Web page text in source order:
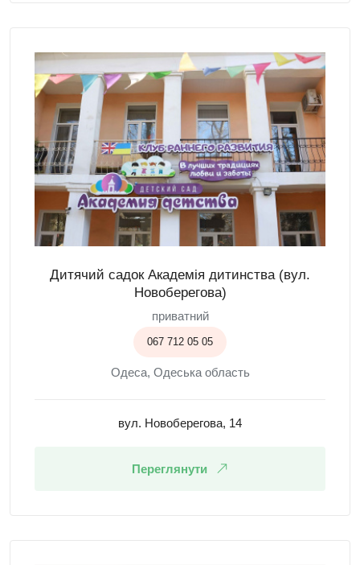
Дитячий садок Академія дитинства (вул.
Новоберегова)
приватний
067 712 05 05
Одеса, Одеська область
вул. Новоберегова, 14
Переглянути